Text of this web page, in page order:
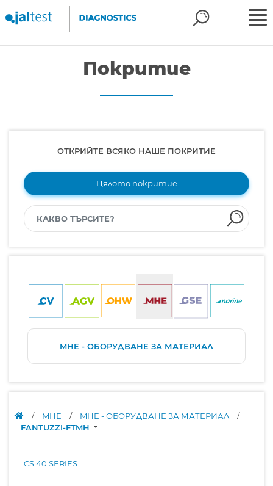
Покритие
ОТКРИЙТЕ ВСЯКО НАШЕ ПОКРИТИЕ
Цялото покритие
MHE - ОБОРУДВАНЕ ЗА МАТЕРИАЛ
/ MHE / MHE - ОБОРУДВАНЕ ЗА МАТЕРИАЛ
/
FANTUZZI-FTMH
CS 40 SERIES